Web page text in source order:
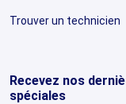
Trouver un technicien
Recevez nos
spéciales